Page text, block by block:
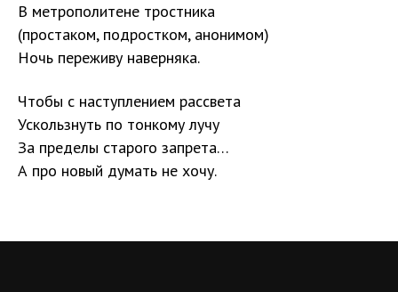
В метрополитене тростника
(простаком, подростком, анонимом)
Ночь переживу наверняка.
Чтобы с наступлением рассвета
Ускользнуть по тонкому лучу
За пределы старого запрета…
А про новый думать не хочу.